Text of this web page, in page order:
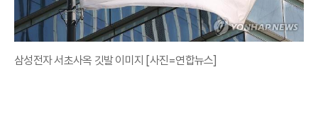
삼성전자 서초사옥 깃발 이미지 [사진=연합뉴스]